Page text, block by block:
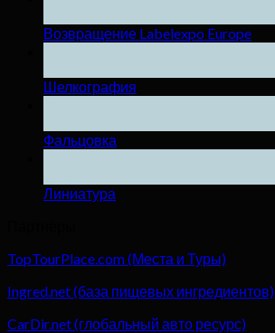
Возвращение Labelexpo Europe
Шелкография
Фальцовка
Линиатура
TopTourPlace.com (Места и Туры)
Ingred.net (база пищевых ингредиентов)
CarDir.net (глобальный авто ресурс)